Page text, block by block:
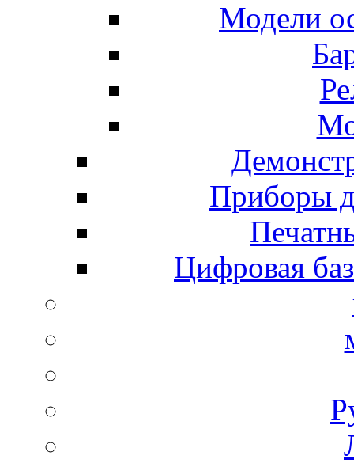
Модели
Приборы
Цифровая